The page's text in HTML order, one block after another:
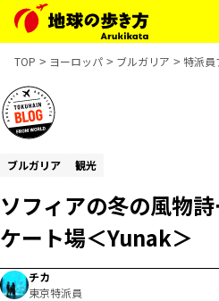
TOP ヨーロッパ ブルガリア 特派員
ブルガリア 観光
ソフィアの冬の風物
ケート場＜Yunak＞
チカ
東京特派員